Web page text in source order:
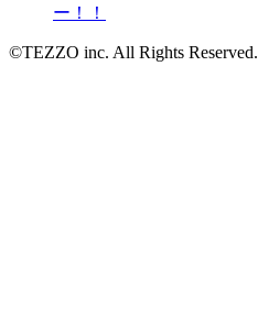
ー！！
©TEZZO inc. All Rights Reserved.